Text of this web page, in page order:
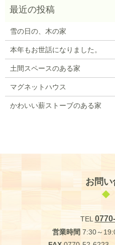
雪の日の、木の家
本年もお世話になりました。
土間スペースのある家
マグネットハウス
かわいい薪ストーブのある家
お問い
TEL
営業時間 7:30～